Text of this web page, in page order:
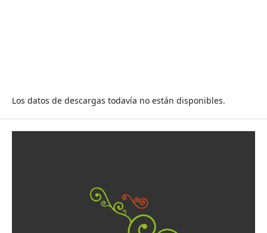
Los datos de descargas todavía no están disponibles.